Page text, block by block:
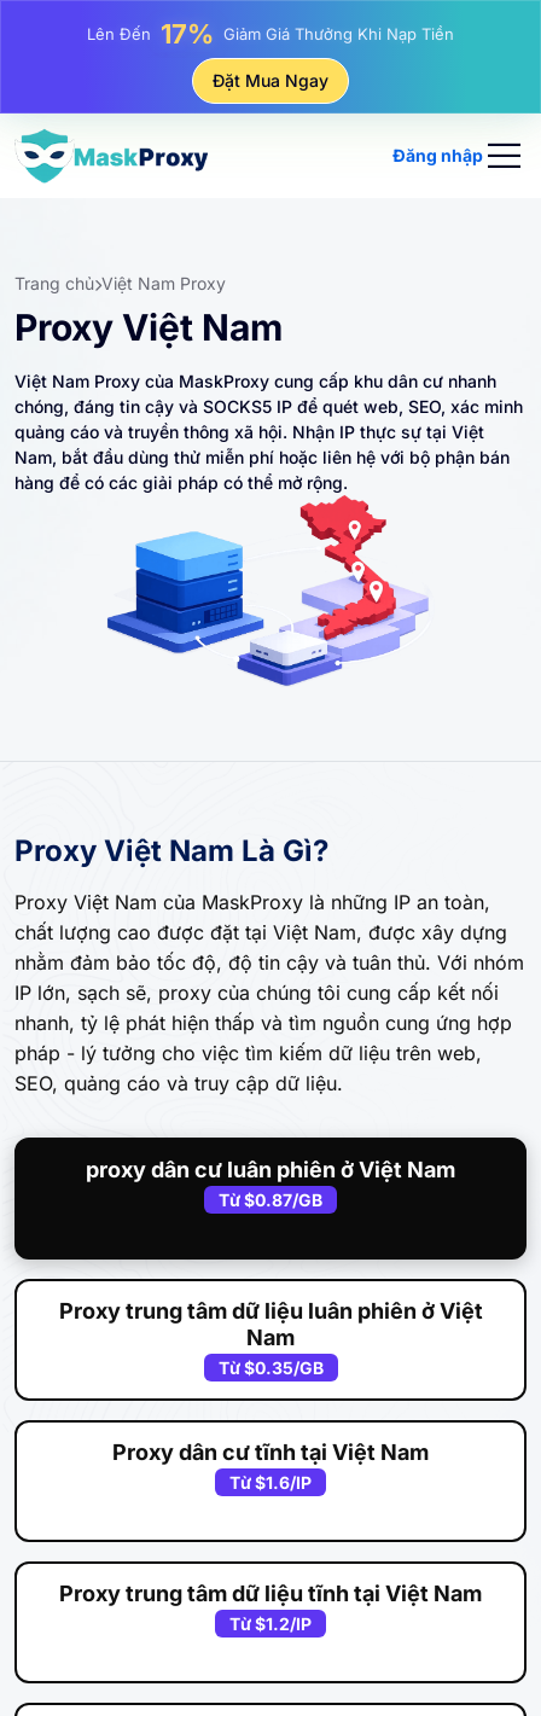
Lên Đến 25% Giảm Giá Khi Mua Hàng IP Tĩnh
Giảm Giá Khi Mua Hàng IP Luân Phiên
Đặt Mua Ngay
Đăng nhập
Trang chủ Việt Nam Proxy
Proxy Việt Nam
Việt Nam Proxy của MaskProxy cung cấp khu dân cư nhanh
chóng, đáng tin cậy và SOCKS5 IP để quét web, SEO, xác minh
quảng cáo và truyền thông xã hội. Nhận IP thực sự tại Việt
Nam, bắt đầu dùng thử miễn phí hoặc liên hệ với bộ phận bán
hàng để có các giải pháp có thể mở rộng.
Proxy Việt Nam Là Gì?
Proxy Việt Nam của MaskProxy là những IP an toàn,
chất lượng cao được đặt tại Việt Nam, được xây dựng
nhằm đảm bảo tốc độ, độ tin cậy và tuân thủ. Với nhóm
IP lớn, sạch sẽ, proxy của chúng tôi cung cấp kết nối
nhanh, tỷ lệ phát hiện thấp và tìm nguồn cung ứng hợp
pháp - lý tưởng cho việc tìm kiếm dữ liệu trên web,
SEO, quảng cáo và truy cập dữ liệu.
proxy dân cư luân phiên ở Việt Nam
Từ$0.87/GB
Proxy trung tâm dữ liệu luân phiên ở Việt
Nam
Từ$0.35/GB
Proxy dân cư tĩnh tại Việt Nam
Từ$1.6/IP
Proxy trung tâm dữ liệu tĩnh tại Việt Nam
Từ$1.2/IP